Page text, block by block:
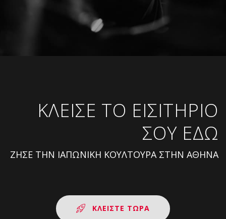
KΛΕΙΣΕ ΤΟ ΕΙΣΙΤΗΡΙΟ
ΣΟΥ ΕΔΩ
ΖΗΣΕ ΤΗΝ ΙΑΠΩΝΙΚΗ ΚΟΥΛΤΟΥΡΑ ΣΤΗΝ ΑΘΗΝΑ
ΚΛΕΙΣΤΕ ΤΩΡΑ